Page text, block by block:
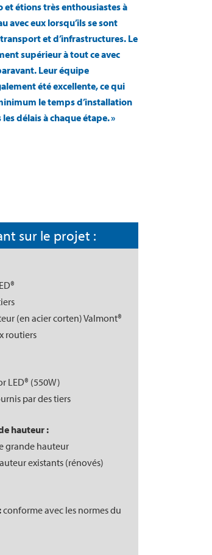
et étions très enthousiastes à
avec eux lorsqu’ils se sont
et d’infrastructures. Le
supérieur à tout ce avec
Leur équipe
été excellente, ce qui
le temps d’installation
délais à chaque étape. »
sur le projet :
(en acier corten) Valmont®
routiers
LED® (550W)
par des tiers
hauteur :
grande hauteur
existants (rénovés)
conforme avec les normes du